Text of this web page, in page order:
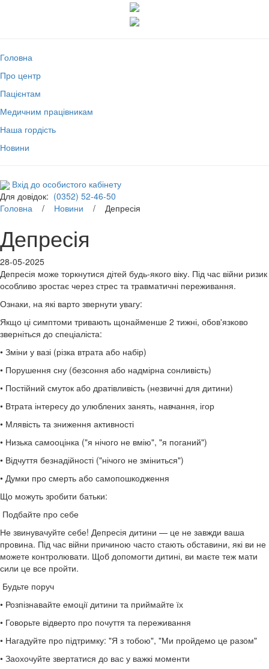
Головна
Про центр
Пацієнтам
Медичним працівникам
Наша гордість
Новини
Вхід до особистого кабінету
Для довідок: (0352) 52-46-50
Головна / Новини / Депресія
Депресія
28-05-2025
Депресія може торкнутися дітей будь-якого віку. Під час війни ризик
особливо зростає через стрес та травматичні переживання.
Ознаки, на які варто звернути увагу:
Якщо ці симптоми тривають щонайменше 2 тижні, обов'язково
зверніться до спеціаліста:
• Зміни у вазі (різка втрата або набір)
• Порушення сну (безсоння або надмірна сонливість)
• Постійний смуток або дратівливість (незвичні для дитини)
• Втрата інтересу до улюблених занять, навчання, ігор
• Млявість та зниження активності
• Низька самооцінка ("я нічого не вмію", "я поганий")
• Відчуття безнадійності ("нічого не зміниться")
• Думки про смерть або самопошкодження
Що можуть зробити батьки:
Подбайте про себе
Не звинувачуйте себе! Депресія дитини — це не завжди ваша
провина. Під час війни причиною часто стають обставини, які ви не
можете контролювати. Щоб допомогти дитині, ви маєте теж мати
сили це все пройти.
Будьте поруч
• Розпізнавайте емоції дитини та приймайте їх
• Говорьте відверто про почуття та переживання
• Нагадуйте про підтримку: "Я з тобою", "Ми пройдемо це разом"
• Заохочуйте звертатися до вас у важкі моменти